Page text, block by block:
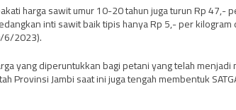
harga sawit umur 10-20 tahun juga turun Rp 47,-
inti sawit baik tipis hanya Rp 5,- per
6/2023).
yang diperuntukkan bagi petani yang telah
Provinsi Jambi saat ini juga tengah membentuk